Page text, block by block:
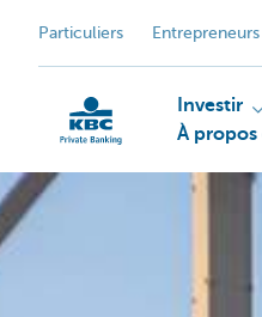
Particuliers Entrepreneurs
Investir
À